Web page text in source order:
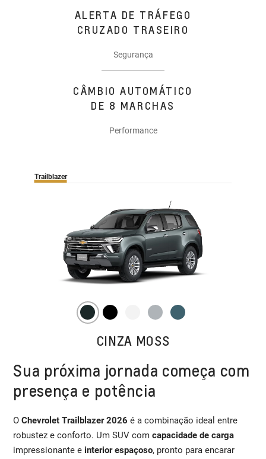
ALERTA DE TRÁFEGO
CRUZADO TRASEIRO
Segurança
CÂMBIO AUTOMÁTICO
DE 8 MARCHAS
Performance
Trailblazer
CINZA MOSS
Sua próxima jornada começa com
presença e potência
OChevrolet Trailblazer 2026 é a combinação ideal entre
robustez e conforto. Um SUV comcapacidade de carga
impressionante e interior espaçoso, pronto para encarar